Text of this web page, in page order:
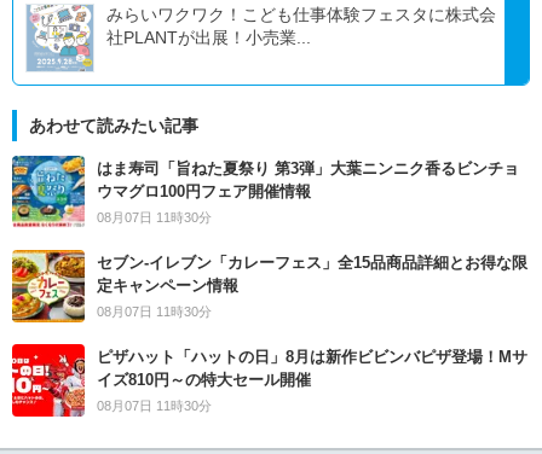
みらいワクワク！こども仕事体験フェスタに株式会
社PLANTが出展！小売業...
あわせて読みたい記事
はま寿司「旨ねた夏祭り 第3弾」大葉ニンニク香るビンチョ
ウマグロ100円フェア開催情報
08月07日 11時30分
セブン‐イレブン「カレーフェス」全15品商品詳細とお得な限
定キャンペーン情報
08月07日 11時30分
ピザハット「ハットの日」8月は新作ビビンバピザ登場！Mサ
イズ810円～の特大セール開催
08月07日 11時30分